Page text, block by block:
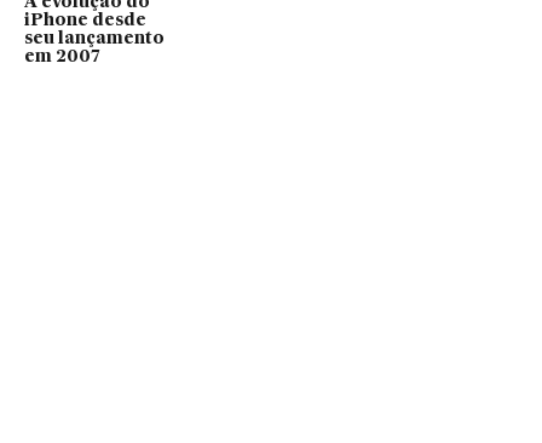
iPhone desde
seu lançamento
em 2007